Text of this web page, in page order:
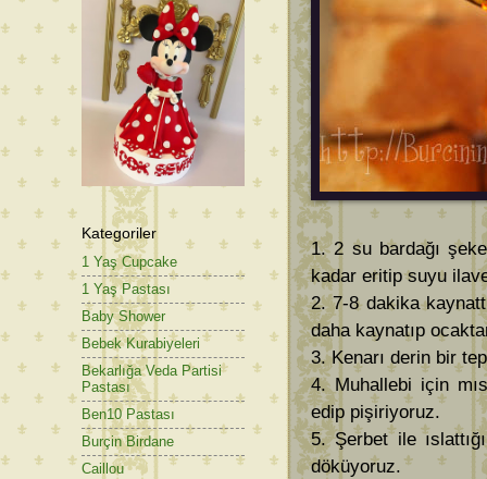
1. 2 su bardağı
kadar eritip suyu
2. 7-8 dakika
daha kaynatıp
3. Kenarı derin bir
4. Muhallebi için
edip pişiriyoruz.
5. Şerbet ile
döküyoruz.
Kategoriler
1 Yaş Cupcake
1 Yaş Pastası
Baby Shower
Bebek Kurabiyeleri
Bekarlığa Veda Partisi
Pastası
Ben10 Pastası
Burçin Birdane
Caillou